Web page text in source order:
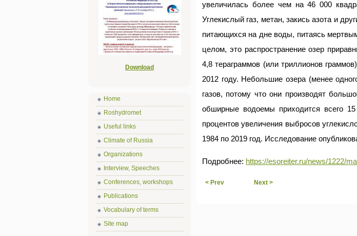
увеличилась более чем на 46 000
Углекислый газ, метан, закись азота и
питающихся на дне воды, питаясь
целом, это распространение озер
4,8 тераграммов (или триллионов
2012 году. Небольшие озера (менее
газов, потому что они производят
обширные водоемы приходится всего
процентов увеличения выбросов
1984 по 2019 год. Исследование
Подробнее: https://esoreiter.ru/news/1222/
< Prev Next >
Download
Home
Roshydromet
Useful links
Climate of Russia
Organizations
Interview, Speeches
Conferences, workshops
Publications
Vocabulary of terms
Site map